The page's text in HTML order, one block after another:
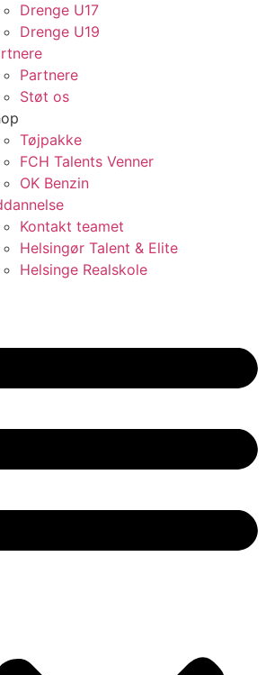
Drenge U17
Drenge U19
Partnere
Støt os
Tøjpakke
FCH Talents Venner
OK Benzin
Kontakt teamet
Helsingør Talent & Elite
Helsinge Realskole